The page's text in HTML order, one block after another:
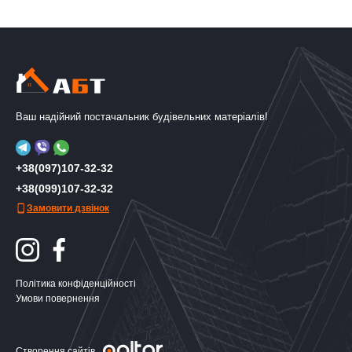
Ваш надійний постачальник будівельних матеріалів!
+38(097)107-32-32
+38(099)107-32-32
Замовити дзвінок
Політика конфіденційності
Умови повернення